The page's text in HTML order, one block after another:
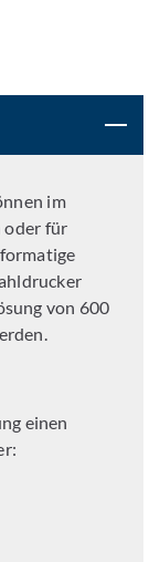
im
oder für
von 600
einen